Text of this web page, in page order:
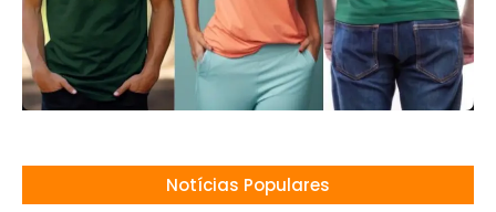
Notícias Populares